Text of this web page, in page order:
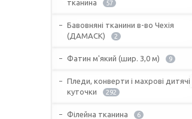
тканина
57
Бавовняні тканини в-во Чехія
(ДАМАСК)
2
Фатин м'який (шир. 3,0 м) 9
Пледи, конверти і махрові дитячі
куточки
292
Філейна тканина 6